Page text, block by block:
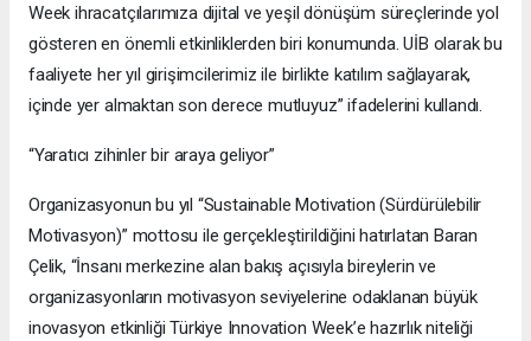
Week ihracatçılarımıza dijital ve yeşil dönüşüm süreçlerinde yol
gösteren en önemli etkinliklerden biri konumunda. UİB olarak bu
faaliyete her yıl girişimcilerimiz ile birlikte katılım sağlayarak,
içinde yer almaktan son derece mutluyuz” ifadelerini kullandı.
“Yaratıcı zihinler bir araya geliyor”
Organizasyonun bu yıl “Sustainable Motivation (Sürdürülebilir
Motivasyon)” mottosu ile gerçekleştirildiğini hatırlatan Baran
Çelik, “İnsanı merkezine alan bakış açısıyla bireylerin ve
organizasyonların motivasyon seviyelerine odaklanan büyük
inovasyon etkinliği Türkiye Innovation Week’e hazırlık niteliği